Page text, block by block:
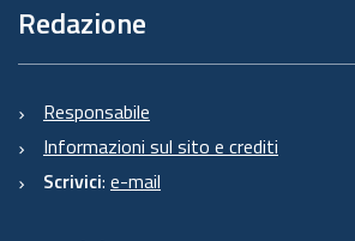
Redazione
Responsabile
Informazioni sul sito e crediti
Scrivici: e-mail